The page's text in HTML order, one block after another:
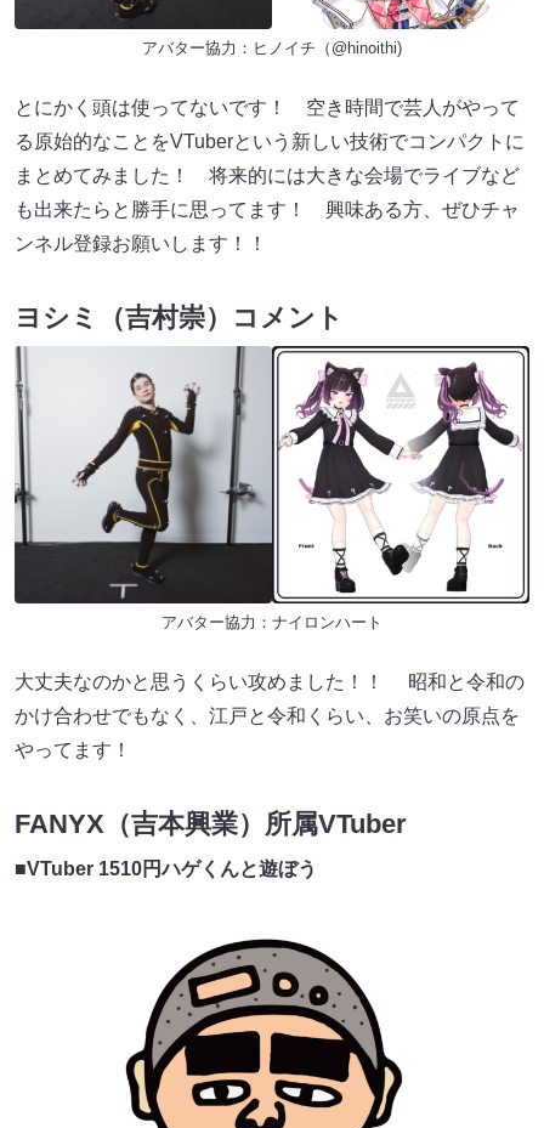
アバター協力：ヒノイチ（@hinoithi)
とにかく頭は使ってないです！ 空き時間で芸人がやって
る原始的なことをVTuberという新しい技術でコンパクトに
まとめてみました！ 将来的には大きな会場でライブなど
も出来たらと勝手に思ってます！ 興味ある方、ぜひチャ
ンネル登録お願いします！！
ヨシミ（吉村崇）コメント
アバター協力：ナイロンハート
大丈夫なのかと思うくらい攻めました！！ 昭和と令和の
かけ合わせでもなく、江戸と令和くらい、お笑いの原点を
やってます！
FANYX（吉本興業）所属VTuber
■VTuber 1510円ハゲくんと遊ぼう